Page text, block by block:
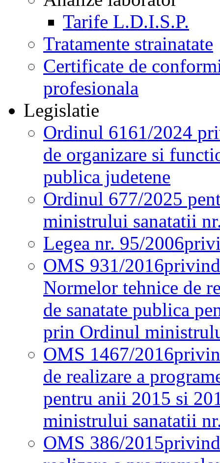
Tarife L.D.I.S.P.
Tratamente strainatate
Certificate de
profesionala
Legislatie
Ordinul 6161/2024
de organizare si
publica judetene
Ordinul 677/2025
ministrului sanatatii
Legea nr. 95/2006
OMS 931/2016
Normelor tehnice de
de sanatate publica
prin Ordinul
OMS 1467/2016
de realizare a
pentru anii 2015 si
ministrului sanatatii
OMS 386/2015